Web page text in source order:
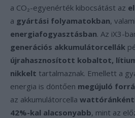
a CO₂-egyenérték kibocsátást az
a gyártási folyamatokban,
energiafogyasztásban. Az iX3-
generációs akkumulátorcellák
újrahasznosított kobaltot,
nikkelt tartalmaznak. Emellett a
energia is döntően megújuló
az akkumulátorcella
42%-kal alacsonyabb, mint az